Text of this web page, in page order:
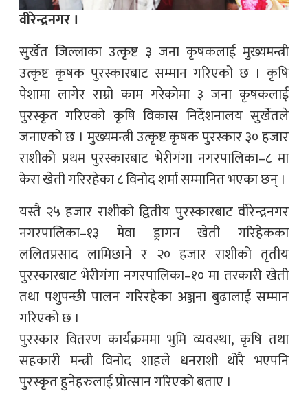
वीरेन्द्रनगर ।
सुर्खेत जिल्लाका उत्कृष्ट ३ जना कृषकलाई मुख्यमन्त्री
उत्कृष्ट कृषक पुरस्कारबाट सम्मान गरिएको छ । कृषि
पेशामा लागेर राम्रो काम गरेकोमा ३ जना कृषकलाई
पुरस्कृत गरिएको कृषि विकास निर्देशनालय सुर्खेतले
जनाएको छ । मुख्यमन्त्री उत्कृष्ट कृषक पुरस्कार ३० हजार
राशीको प्रथम पुरस्कारबाट भेरीगंगा नगरपालिका–८ मा
केरा खेती गरिरहेका ८ विनोद शर्मा सम्मानित भएका छन् ।
यस्तै २५ हजार राशीको द्वितीय पुरस्कारबाट वीरेन्द्रनगर
नगरपालिका–१३ मेवा ड्रागन खेती गरिहेकका
ललितप्रसाद लामिछाने र २० हजार राशीको तृतीय
पुरस्कारबाट भेरीगंगा नगरपालिका–१० मा तरकारी खेती
तथा पशुपन्छी पालन गरिरहेका अञ्जना बुढालाई सम्मान
गरिएको छ ।
पुरस्कार वितरण कार्यक्रममा भुमि व्यवस्था, कृषि तथा
सहकारी मन्त्री विनोद शाहले धनराशी थोरै भएपनि
पुरस्कृत हुनेहरुलाई प्रोत्सान गरिएको बताए ।